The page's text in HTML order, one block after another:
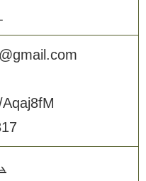
Aqaj8fM